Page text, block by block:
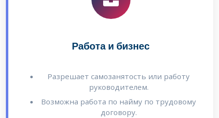
Работа и бизнес
Разрешает самозанятость или работу
руководителем.
Возможна работа по найму по трудовому
договору.